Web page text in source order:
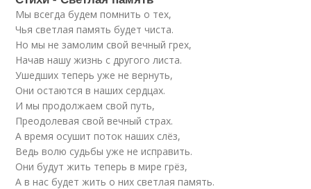
Мы всегда будем помнить о тех,
Чья светлая память будет чиста.
Но мы не замолим свой вечный грех,
Начав нашу жизнь с другого листа.
Ушедших теперь уже не вернуть,
Они остаются в наших сердцах.
И мы продолжаем свой путь,
Преодолевая свой вечный страх.
А время осушит поток наших слёз,
Ведь волю судьбы уже не исправить.
Они будут жить теперь в мире грёз,
А в нас будет жить о них светлая память.